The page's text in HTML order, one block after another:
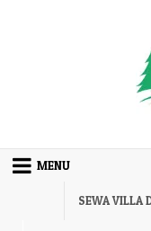
MENU
SEWA VILLA